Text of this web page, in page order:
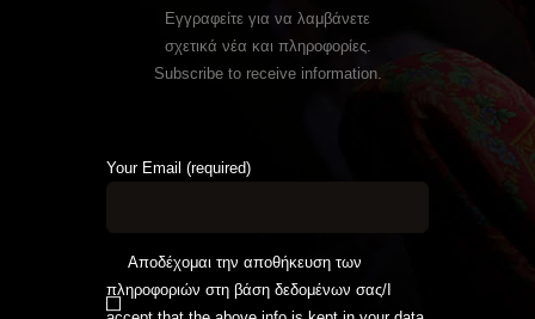
Εγγραφείτε για να λαμβάνετε
σχετικά νέα και πληροφορίες.
Subscribe to receive information.
Your Email (required)
Αποδέχομαι την αποθήκευση των
πληροφοριών στη βάση δεδομένων σας/I